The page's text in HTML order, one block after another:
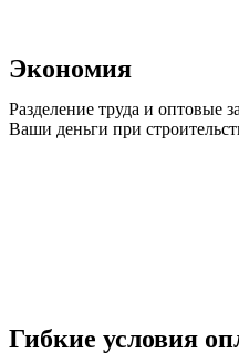
Экономия
Разделение труда и оптовые
Ваши деньги при
Гибкие условия